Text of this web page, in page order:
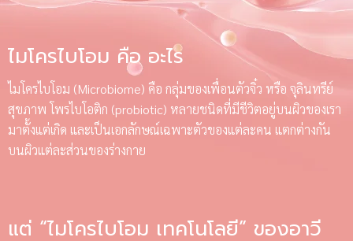
ไมโครไบโอม คือ อะไร
ไมโครไบโอม (Microbiome) คือ กลุ่มของเพื่อนตัวจิ๋ว หรือ จุลินทรีย์
สุขภาพ โพรไบโอติก (probiotic) หลายชนิดที่มีชีวิตอยู่บนผิวของเรา
มาตั้งแต่เกิด และเป็นเอกลักษณ์เฉพาะตัวของแต่ละคน แตกต่างกัน
บนผิวแต่ละส่วนของร่างกาย
แต่ “ไมโครไบโอม เทคโนโลยี” ของอาวี